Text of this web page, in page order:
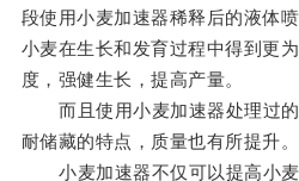
段使用小麦加速器稀释后的液体
小麦在生长和发育过程中得到更
度，强健生长，提高产量。
而且使用小麦加速器处理过的
耐储藏的特点，质量也有所提升。
小麦加速器不仅可以提高小麦